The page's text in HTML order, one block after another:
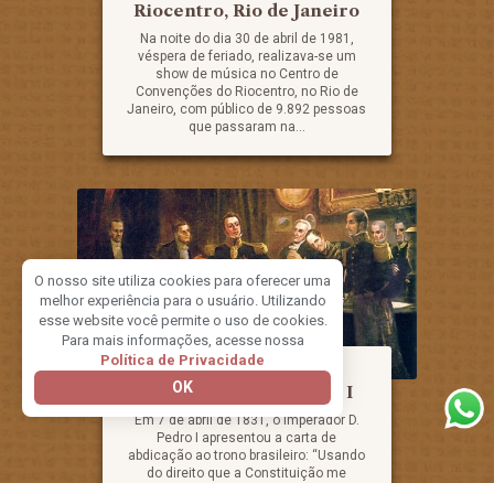
O nosso site utiliza cookies para oferecer uma
melhor experiência para o usuário. Utilizando
esse website você permite o uso de cookies.
Para mais informações, acesse nossa
Política de Privacidade
OK
Riocentro, Rio de Janeiro
Na noite do dia 30 de abril de 1981,
véspera de feriado, realizava-se um
show de música no Centro de
Convenções do Riocentro, no Rio de
Janeiro, com público de 9.892 pessoas
que passaram na...
07/04/1831
Abdicação de D. Pedro I
Em 7 de abril de 1831, o imperador D.
Pedro I apresentou a carta de
abdicação ao trono brasileiro: “Usando
do direito que a Constituição me